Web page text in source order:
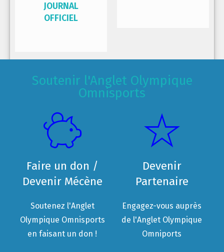
JOURNAL
OFFICIEL
Soutenir l'Anglet Olympique
Omnisports
Faire un don /
Devenir Mécène
Soutenez l'Anglet
Olympique Omnisports
en faisant un don !
Devenir
Partenaire
Engagez-vous auprès
de l'Anglet Olympique
Omniports